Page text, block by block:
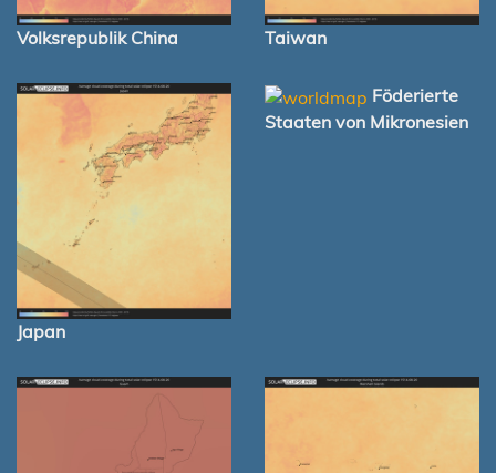
Volksrepublik China Taiwan
Japan
Föderierte
Staaten von Mikronesien